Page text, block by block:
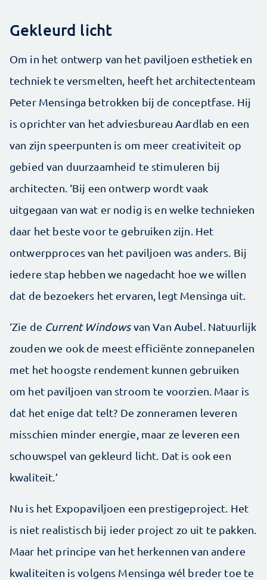
Gekleurd licht
Om in het ontwerp van het paviljoen esthetiek en
techniek te versmelten, heeft het architectenteam
Peter Mensinga betrokken bij de conceptfase. Hij
is oprichter van het adviesbureau Aardlab en een
van zijn speerpunten is om meer creativiteit op
gebied van duurzaamheid te stimuleren bij
architecten. ‘Bij een ontwerp wordt vaak
uitgegaan van wat er nodig is en welke technieken
daar het beste voor te gebruiken zijn. Het
ontwerpproces van het paviljoen was anders. Bij
iedere stap hebben we nagedacht hoe we willen
dat de bezoekers het ervaren, legt Mensinga uit.
‘Zie de Current Windowsvan Van Aubel. Natuurlijk
zouden we ook de meest efficiënte zonnepanelen
met het hoogste rendement kunnen gebruiken
om het paviljoen van stroom te voorzien. Maar is
dat het enige dat telt? De zonneramen leveren
misschien minder energie, maar ze leveren een
schouwspel van gekleurd licht. Dat is ook een
kwaliteit.’
Nu is het Expopaviljoen een prestigeproject. Het
is niet realistisch bij ieder project zo uit te pakken.
Maar het principe van het herkennen van andere
kwaliteiten is volgens Mensinga wél breder toe te